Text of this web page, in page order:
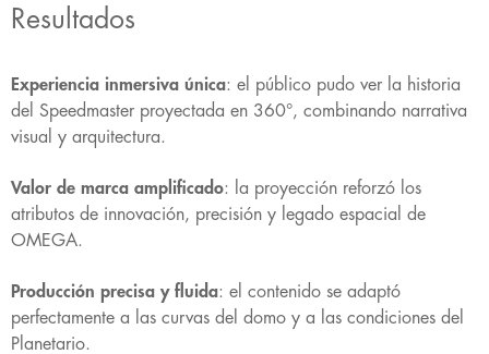
Resultados
Experiencia inmersiva única: el público pudo ver la historia
del Speedmaster proyectada en 360°, combinando narrativa
visual y arquitectura.
Valor de marca amplificado: la proyección reforzó los
atributos de innovación, precisión y legado espacial de
OMEGA.
Producción precisa y fluida: el contenido se adaptó
perfectamente a las curvas del domo y a las condiciones del
Planetario.